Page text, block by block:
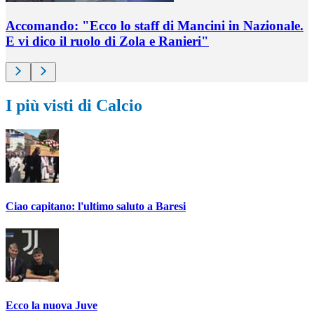
Accomando: "Ecco lo staff di Mancini in Nazionale.
E vi dico il ruolo di Zola e Ranieri"
I più visti di Calcio
Ciao capitano: l'ultimo saluto a Baresi
Ecco la nuova Juve